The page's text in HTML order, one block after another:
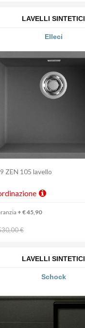
LAVELLI SINTETICI
Elleci
ZEN 105 lavello
+ € 45,90
€
LAVELLI SINTETICI
Schock